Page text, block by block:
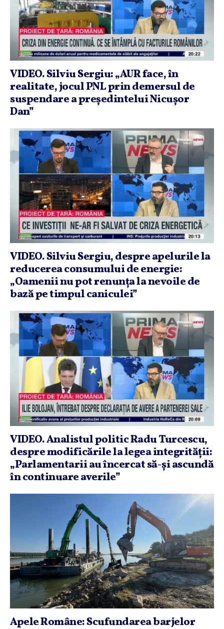
VIDEO. Silviu Sergiu: „AUR face, în
realitate, jocul PNL prin demersul de
suspendare a preşedintelui Nicuşor
Dan”
VIDEO. Silviu Sergiu, despre apelurile la
reducerea consumului de energie:
„Oamenii nu pot renunţa la nevoile de
bază pe timpul caniculei”
VIDEO. Analistul politic Radu Turcescu,
despre modificările la legea integrităţii:
„Parlamentarii au încercat să-şi ascundă
în continuare averile”
Apele Române: Scufundarea barjelor